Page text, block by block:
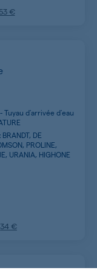
€
Tuyau d'arrivée d'eau
BRANDT, DE
PROLINE,
URANIA, HIGHONE
€